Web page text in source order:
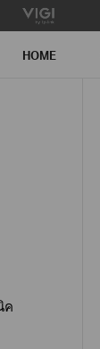
HOME
ค